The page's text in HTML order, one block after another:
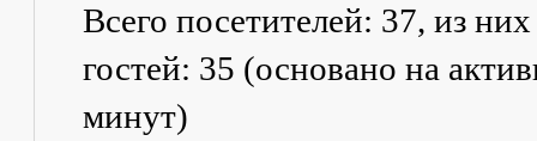
Всего посетителей: 37, из
гостей: 35 (основано на
минут)